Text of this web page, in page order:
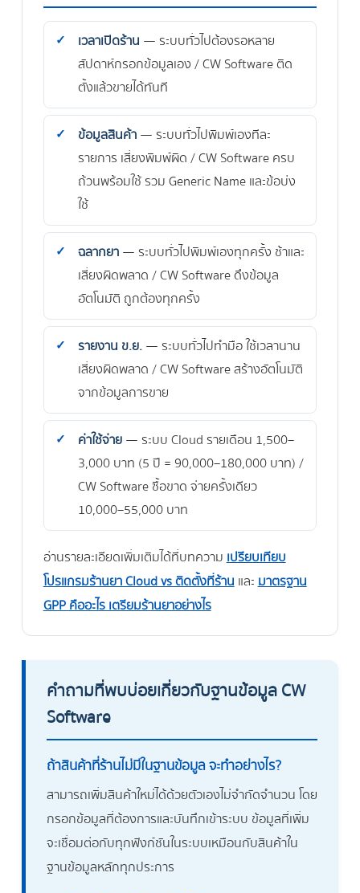
เวลาเปิดร้าน — ระบบทั่วไปต้องรอหลาย
สัปดาห์กรอกข้อมูลเอง / CW Software ติด
ตั้งแล้วขายได้ทันที
ข้อมูลสินค้า— ระบบทั่วไปพิมพ์เองทีละ
รายการ เสี่ยงพิมพ์ผิด / CW Software ครบ
ถ้วนพร้อมใช้ รวม Generic Name และข้อบ่ง
ใช้
ฉลากยา— ระบบทั่วไปพิมพ์เองทุกครั้ง ช้าและ
เสี่ยงผิดพลาด / CW Software ดึงข้อมูล
อัตโนมัติ ถูกต้องทุกครั้ง
รายงาน ข.ย.— ระบบทั่วไปทำมือ ใช้เวลานาน
เสี่ยงผิดพลาด / CW Software สร้างอัตโนมัติ
จากข้อมูลการขาย
ค่าใช้จ่าย— ระบบ Cloud รายเดือน 1,500–
3,000 บาท (5 ปี = 90,000–180,000 บาท) /
CW Software ซื้อขาด จ่ายครั้งเดียว
10,000–55,000 บาท
อ่านรายละเอียดเพิ่มเติมได้ที่บทความเปรียบเทียบ
โปรแกรมร้านยา Cloud vs ติดตั้งที่ร้านและมาตรฐาน
GPP คืออะไร เตรียมร้านยาอย่างไร
คำถามที่พบบ่อยเกี่ยวกับฐานข้อมูล CW
Software
ถ้าสินค้าที่ร้านไม่มีในฐานข้อมูล จะทำอย่างไร?
สามารถเพิ่มสินค้าใหม่ได้ด้วยตัวเองไม่จำกัดจำนวน โดย
กรอกข้อมูลที่ต้องการและบันทึกเข้าระบบ ข้อมูลที่เพิ่ม
จะเชื่อมต่อกับทุกฟังก์ชันในระบบเหมือนกับสินค้าใน
ฐานข้อมูลหลักทุกประการ